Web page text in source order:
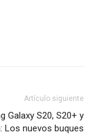
Artículo siguiente
Galaxy S20, S20+ y
Los nuevos buques